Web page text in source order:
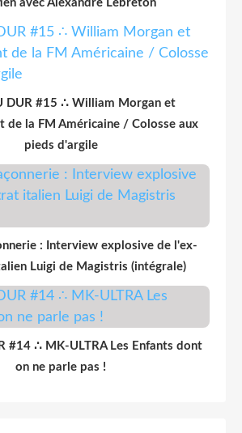
avec Alexandre Lebreton
DUR #15 ∴ William Morgan et
de la FM Américaine / Colosse aux
pieds d'argile
: Interview explosive de l'ex-
Luigi de Magistris (intégrale)
#14 ∴ MK-ULTRA Les Enfants dont
on ne parle pas !